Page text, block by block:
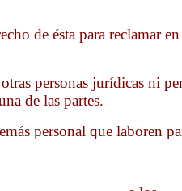
de ésta para reclamar
personas jurídicas ni
de las partes.
personal que laboren